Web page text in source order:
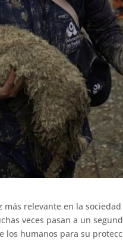
más relevante en la
veces pasan a un
humanos para su